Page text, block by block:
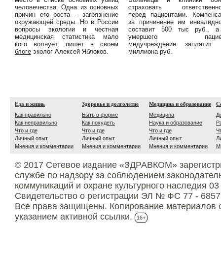
человечества. Одна из основных
причин его роста – загрязнение
окружающей среды. Но в России
вопросы экологии и честная
медицинская статистика мало
кого волнует, пишет в своем
блоге эколог Алексей Яблоков.
страховать
перед пациентами.
за причинение им
составит 500 тыс руб.,
умершего
медучреждение заплатит
миллиона руб.
Еда и жизнь
Как правильно
Как неправильно
Что и где
Личный опыт
Мнения и комментарии
Здоровье и долголетие
Быть в форме
Как похудеть
Что и где
Личный опыт
Мнения и комментарии
Медицина и образование
Медицина
Наука и образование
Что и где
Личный опыт
Мнения и комментарии
© 2017 Сетевое издание «ЗДРАВКОМ»
службе по надзору за соблюдением
коммуникаций и охране культурного наследия
Свидетельство о регистрации ЭЛ № ФС 77 -
Все права защищены. Копирование материалов
указанием активной ссылки.
16+